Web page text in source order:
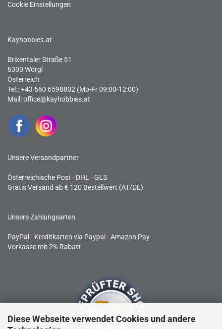
Diese Webseite verwendet Cookies und andere
Cookie Einstellungen
Kayhobbies.at
Brixentaler Straße 51
6300 Wörgl
Österreich
Tel.: +43 660 6598802 (Mo-Fr 09:00-12:00)
Mail:office@kayhobbies.at
Unsere Versandpartner
Österreichische Post - DHL -GLS
Gratis Versand ab € 120 Bestellwert (AT/DE)
Unsere Zahlungsarten
PayPal - Kreditkarten via Paypal -Amazon Pay
Vorkasse mit 2% Rabatt